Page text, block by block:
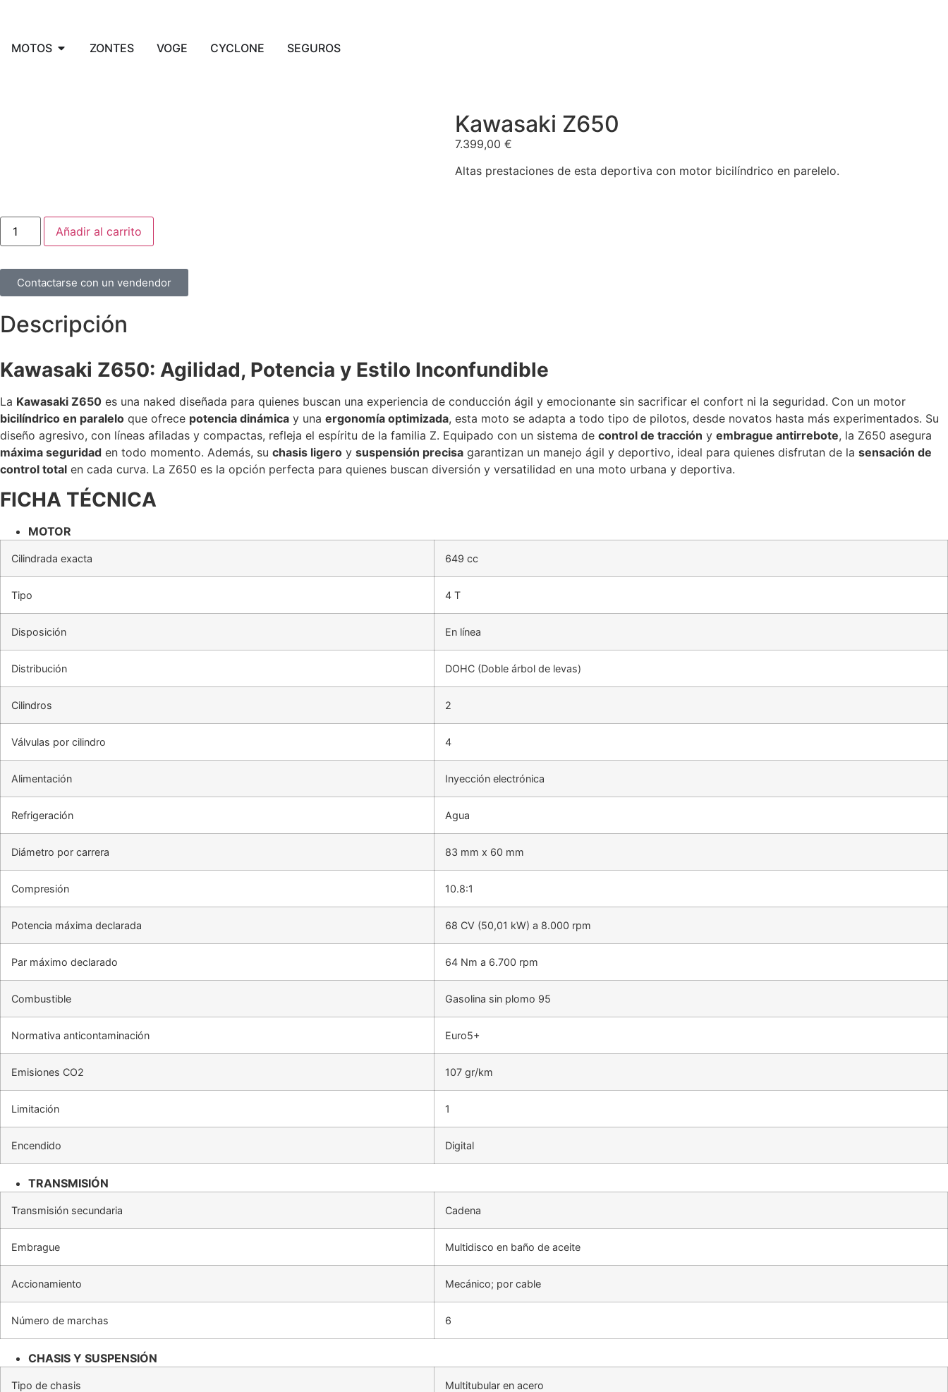
MOTOS ZONTES VOGE CYCLONE SEGUROS
Kawasaki Z650
7.399,00€
Altas prestaciones de esta deportiva con motor bicilíndrico en parelelo.
Añadir al carrito
Contactarse con un vendendor
Descripción
Kawasaki Z650: Agilidad, Potencia y Estilo Inconfundible
La Kawasaki Z650 es una naked diseñada para quienes buscan una experiencia de conducción ágil y emocionante sin sacrificar el confort ni la seguridad. Con un motor
bicilíndrico en paralelo que ofrece potencia dinámica y una ergonomía optimizada, esta moto se adapta a todo tipo de pilotos, desde novatos hasta más experimentados. Su
diseño agresivo, con líneas afiladas y compactas, refleja el espíritu de la familia Z. Equipado con un sistema de control de tracción y embrague antirrebote, la Z650 asegura
máxima seguridad en todo momento. Además, su chasis ligero y suspensión precisa garantizan un manejo ágil y deportivo, ideal para quienes disfrutan de la sensación de
control total en cada curva. La Z650 es la opción perfecta para quienes buscan diversión y versatilidad en una moto urbana y deportiva.
FICHA TÉCNICA
MOTOR
Cilindrada exacta 649 cc
Tipo 4 T
Disposición En línea
Distribución DOHC (Doble árbol de levas)
Cilindros 2
Válvulas por cilindro 4
Alimentación Inyección electrónica
Refrigeración Agua
Diámetro por carrera 83 mm x 60 mm
Compresión 10.8:1
Potencia máxima declarada 68 CV (50,01 kW) a 8.000 rpm
Par máximo declarado 64 Nm a 6.700 rpm
Combustible Gasolina sin plomo 95
Normativa anticontaminación Euro5+
Emisiones CO2 107 gr/km
Limitación 1
Encendido Digital
TRANSMISIÓN
Transmisión secundaria Cadena
Embrague Multidisco en baño de aceite
Accionamiento Mecánico; por cable
Número de marchas 6
CHASIS Y SUSPENSIÓN
Tipo de chasis Multitubular en acero